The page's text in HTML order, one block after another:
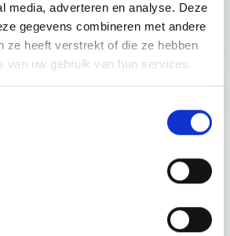
media, adverteren en analyse. Deze
gegevens combineren met andere
ze heeft verstrekt of die ze hebben
van uw gebruik van hun services.
er geen rekening mag worden
die niet in de akte van levering
De rechtbank is het daar echter niet
rechtbank moet voor beantwoording van
niet alleen gekeken worden naar
andere omstandigheden en belangen
(in een notendop) dat zij met de